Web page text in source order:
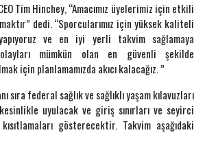
Tim Hinchey, “Amacımız üyelerimiz için etkili
dedi. “Sporcularımız için yüksek kaliteli
yapıyoruz ve en iyi yerli takvim sağlamaya
mümkün olan en güvenli şekilde
için planlamamızda akıcı kalacağız. ”
sıra federal sağlık ve sağlıklı yaşam kılavuzları
uyulacak ve giriş sınırları ve seyirci
gösterecektir. Takvim aşağıdaki